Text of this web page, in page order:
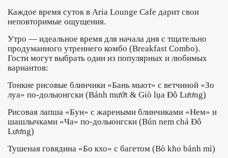
Каждое время суток в Aria Lounge Cafe дарит свои
неповторимые ощущения.
Утро — идеальное время для начала дня с тщательно
продуманного утреннего комбо (Breakfast Combo).
Гости могут выбрать один из популярных и любимых
вариантов:
Тонкие рисовые блинчики «Бань мыот» с ветчиной «Зо
луа» по-долыонгски (Bánh mướt & Giò lụa Đô Lương)
Рисовая лапша «Бун» с жареными блинчиками «Нем» и
шашлычками «Чa» по-долыонгски (Bún nem chả Đô
Lương)
Тушеная говядина «Бо кхо» с багетом (Bò kho bánh mì)